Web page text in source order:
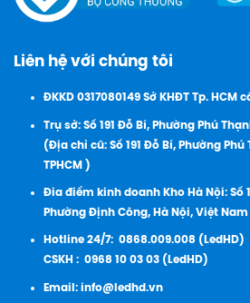
Liên hệ với chúng tôi
ĐKKD 0317080149 Sở KHĐT Tp. HCM
Trụ sở: Số 191 Đỗ Bí, Phường Phú
(Địa chỉ cũ: Số 191 Đỗ Bí, Phường Phú
TPHCM )
Đia điểm kinh doanh Kho Hà Nội: Số
Phường Định Công, Hà Nội, Việt Nam
Hotline 24/7: 0868.009.008 (LedHD)
CSKH : 0968 10 03 03 (LedHD)
Email:info@ledhd.vn